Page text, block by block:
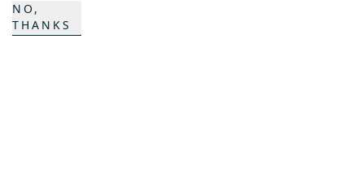
CONTACTO
NO,
THANKS